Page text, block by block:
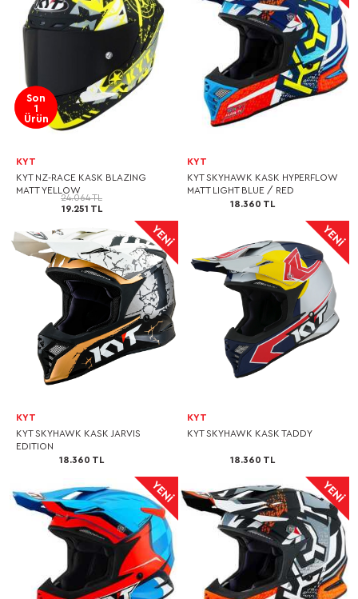
Son
1
Ürün
KYT
KYT NZ-RACE KASK BLAZING
MATT YELLOW
24.064 TL
19.251 TL
KYT
KYT SKYHAWK KASK HYPERFLOW
MATT LIGHT BLUE / RED
18.360 TL
KYT
KYT SKYHAWK KASK JARVIS
EDITION
18.360 TL
KYT
KYT SKYHAWK KASK TADDY
18.360 TL